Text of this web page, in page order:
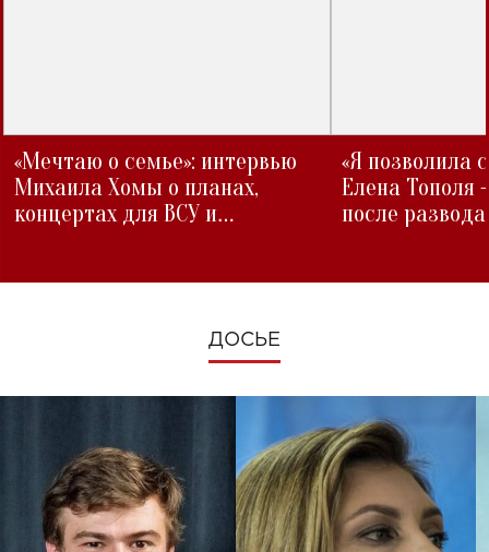
«Мечтаю о семье»: интервью
Михаила Хомы о планах,
концертах для ВСУ и
«Я позволила
Елена Тополя
после развода
ДОСЬЕ